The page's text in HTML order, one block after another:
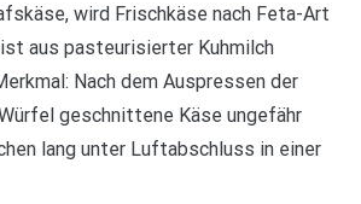
wird Frischkäse nach Feta-Art
aus pasteurisierter Kuhmilch
Nach dem Auspressen der
geschnittene Käse ungefähr
lang unter Luftabschluss in einer